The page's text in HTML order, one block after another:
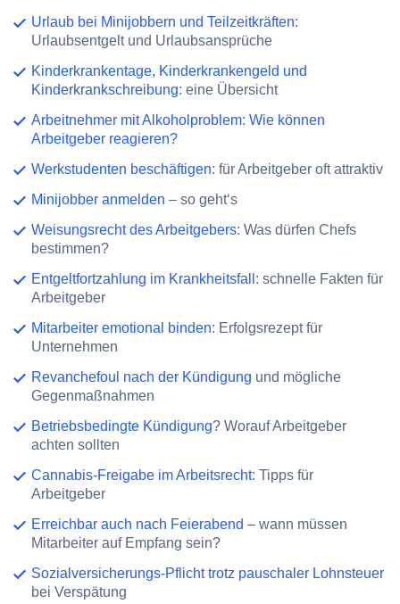
Urlaub bei Minijobbern und Teilzeitkräften:
Urlaubsentgelt und Urlaubsansprüche
Kinderkrankentage, Kinderkrankengeld und
Kinderkrankschreibung: eine Übersicht
Arbeitnehmer mit Alkoholproblem: Wie können
Arbeitgeber reagieren?
Werkstudenten beschäftigen: für Arbeitgeber oft attraktiv
Minijobber anmelden – so geht‘s
Weisungsrecht des Arbeitgebers: Was dürfen Chefs
bestimmen?
Entgeltfortzahlung im Krankheitsfall : schnelle Fakten für
Arbeitgeber
Mitarbeiter emotional binden: Erfolgsrezept für
Unternehmen
Revanchefoul nach der Kündigung und mögliche
Gegenmaßnahmen
Betriebsbedingte Kündigung? Worauf Arbeitgeber
achten sollten
Cannabis-Freigabe im Arbeitsrecht: Tipps für
Arbeitgeber
Erreichbar auch nach Feierabend – wann müssen
Mitarbeiter auf Empfang sein?
Sozialversicherungs-Pflicht trotz pauschaler Lohnsteuer
bei Verspätung